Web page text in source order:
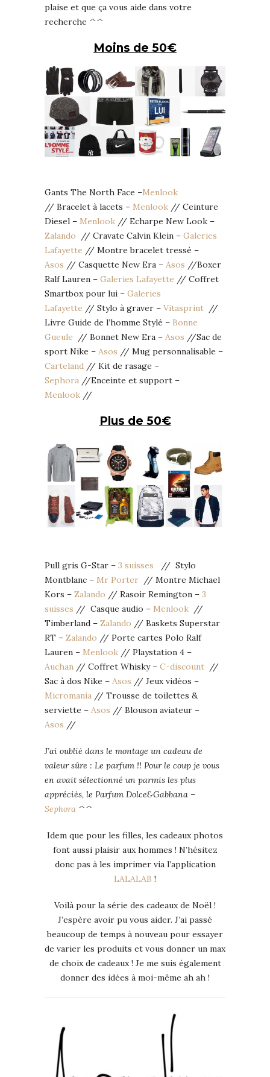
plaise et que ça vous aide dans votre
recherche ^^
Moins de 50€
Gants The North Face –Menlook
// Bracelet à lacets – Menlook // Ceinture
Diesel – Menlook // Echarpe New Look –
Zalando // Cravate Calvin Klein – Galeries
Lafayette // Montre bracelet tressé –
Asos // Casquette New Era – Asos //Boxer
Ralf Lauren – Galeries Lafayette // Coffret
Smartbox pour lui – Galeries
Lafayette // Stylo à graver – Vitasprint //
Livre Guide de l’homme Stylé – Bonne
Gueule // Bonnet New Era – Asos //Sac de
sport Nike – Asos // Mug personnalisable –
Carteland // Kit de rasage –
Sephora //Enceinte et support –
Menlook //
Plus de 50€
Pull gris G-Star – 3 suisses
// Stylo
Montblanc – Mr Porter // Montre Michael
Kors – Zalando // Rasoir Remington – 3
suisses // Casque audio – Menlook //
Timberland – Zalando // Baskets Superstar
RT – Zalando // Porte cartes Polo Ralf
Lauren – Menlook // Playstation 4 –
Auchan // Coffret Whisky – C-discount //
Sac à dos Nike – Asos // Jeux vidéos –
Micromania // Trousse de toilettes &
serviette – Asos // Blouson aviateur –
Asos //
J’ai oublié dans le montage un cadeau de
valeur sûre : Le parfum !! Pour le coup je vous
en avait sélectionné un parmis les plus
appréciés, le Parfum Dolce&Gabbana –
Sephora ^^
Idem que pour les filles, les cadeaux photos
font aussi plaisir aux hommes ! N’hésitez
donc pas à les imprimer via l’application
LALALAB !
Voilà pour la série des cadeaux de Noël !
J’espère avoir pu vous aider. J’ai passé
beaucoup de temps à nouveau pour essayer
de varier les produits et vous donner un max
de choix de cadeaux ! Je me suis également
donner des idées à moi-même ah ah !